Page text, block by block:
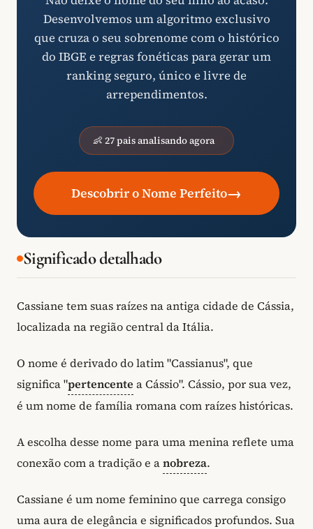
Desenvolvemos um algoritmo exclusivo
que cruza o seu sobrenome com o histórico
do IBGE e regras fonéticas para gerar um
ranking seguro, único e livre de
arrependimentos.
👶 27 pais analisando agora
Descobrir o Nome Perfeito→
Significado detalhado
Cassiane tem suas raízes na antiga cidade de Cássia,
localizada na região central da Itália.
O nome é derivado do latim "Cassianus", que
significa "pertencente a Cássio". Cássio, por sua vez,
é um nome de família romana com raízes históricas.
A escolha desse nome para uma menina reflete uma
conexão com a tradição e anobreza.
Cassiane é um nome feminino que carrega consigo
uma aura de elegância e significados profundos. Sua